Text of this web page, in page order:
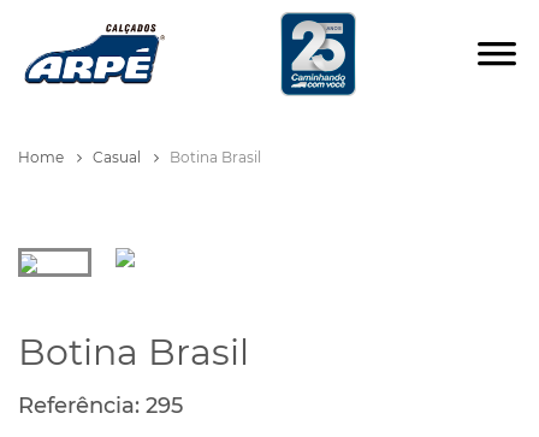
Home Casual Botina Brasil
Botina Brasil
Referência: 295